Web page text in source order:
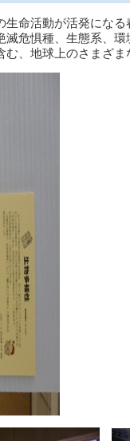
命活動が活発にな
危惧種、生態系、
、地球上のさまざ